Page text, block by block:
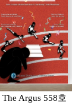
The Argus 558호